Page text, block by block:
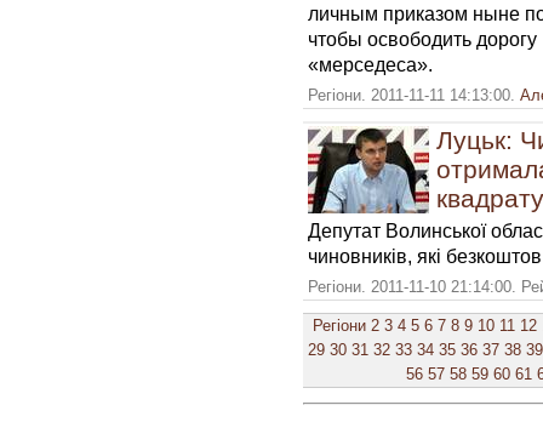
личным приказом ныне
чтобы освободить
«мерседеса».
Регіони. 2011-11-11 14:13:00.
Луцьк:
Депутат Волинської
чиновників, які
Регіони. 2011-11-10 21:14:00.
Регіони 2 3 4 5 6 7 8 9 10 11 12
29 30 31 32 33 34 35 36 37 38 39
56 57 58 59 60 61